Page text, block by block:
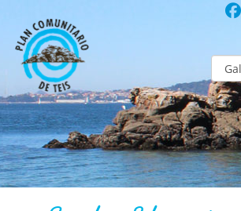
PLANProgramas | Proxectos | Servizos